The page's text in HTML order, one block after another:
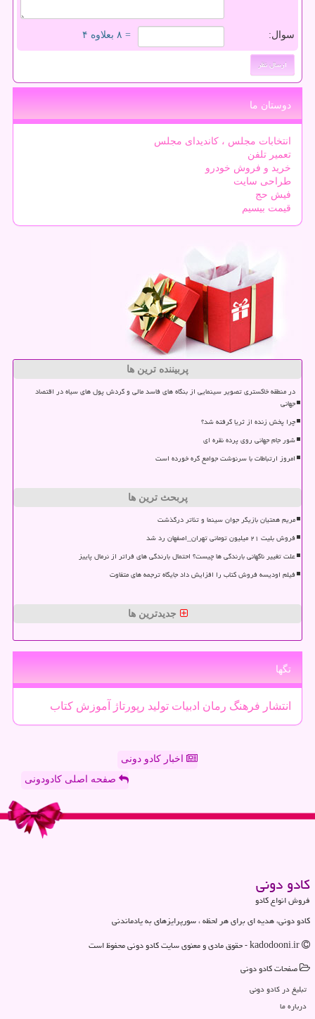
سوال: = ۸ بعلاوه ۴
دوستان ما
انتخابات مجلس ، کاندیدای مجلس
تعمیر تلفن
خرید و فروش خودرو
طراحی سایت
فیش حج
قیمت بیسیم
پربیننده ترین ها
در منطقه خاکستری تصویر سینمایی از بنگاه های فاسد مالی و گردش پول های سیاه در اقتصاد
جهانی
چرا پخش زنده از ثریا گرفته شد؟
شور جام جهانی روی پرده نقره ای
امروز ارتباطات با سرنوشت جوامع گره خورده است
پربحث ترین ها
مریم همتیان بازیگر جوان سینما و تئاتر درگذشت
فروش بلیت ۲۱ میلیون تومانی تهران_اصفهان رد شد
علت تغییر ناگهانی بارندگی ها چیست؟ احتمال بارندگی های فراتر از نرمال پاییز
فیلم اودیسه فروش کتاب را افزایش داد جایگاه ترجمه های متفاوت
جدیدترین ها
تگها
انتشار فرهنگ رمان ادبیات تولید رپورتاژ آموزش كتاب
اخبار کادو دونی
صفحه اصلی کادودونی
كادو دونی
فروش انواع کادو
کادو دونی، هدیه ای برای هر لحظه ، سورپرایزهای به یادماندنی
صفحات كادو دونی
تبلیغ در كادو دونی
درباره ما